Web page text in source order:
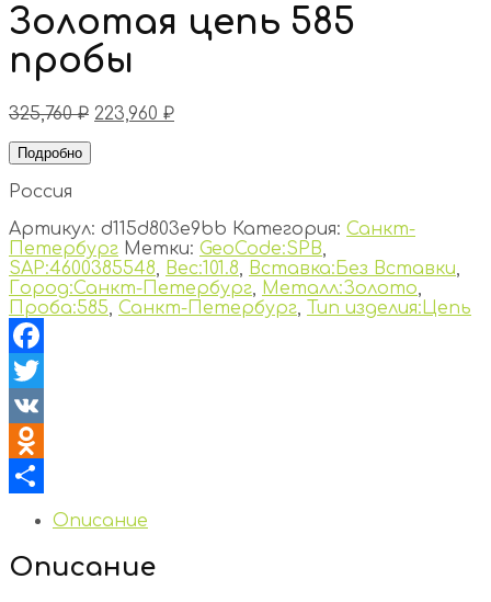
Золотая цепь 585
пробы
325,760₽ 223,960 ₽
Подробно
Россия
Артикул: d115d803e9bb Категория: Санкт-
Петербург Метки: GeoCode:SPB,
SAP:4600385548, Вес:101.8, Вставка:Без Вставки,
Город:Санкт-Петербург, Металл:Золото,
Проба:585, Санкт-Петербург, Тип изделия:Цепь
Facebook
Twitter
VK
Odnoklassniki
Отправить
Описание
Описание